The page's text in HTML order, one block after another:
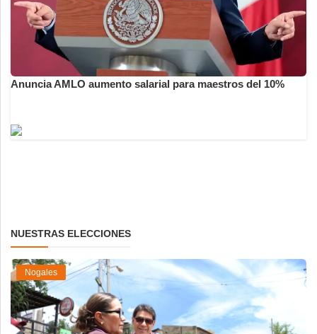
Anuncia AMLO aumento salarial para maestros del 10%
NUESTRAS ELECCIONES
Nogales